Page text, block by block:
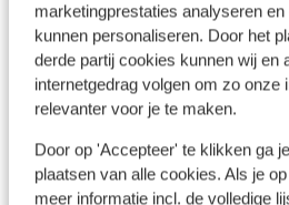
marketingprestaties analyseren
kunnen personaliseren. Door het
derde partij cookies kunnen wij en
internetgedrag volgen om zo onze
relevanter voor je te maken.
Door op 'Accepteer' te klikken ga
plaatsen van alle cookies. Als je
meer informatie incl. de volledige
In de buurt
Aan het strand (kiezelstrand,
Centrum Koutsounari: 500 m
Centrum Ierapetra: 10 km